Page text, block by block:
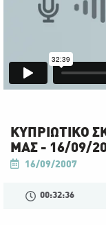
ΚΥΠΡΙΩΤΙΚΟ
ΜΑΣ - 16/09/
16/09/2007
00:32:36